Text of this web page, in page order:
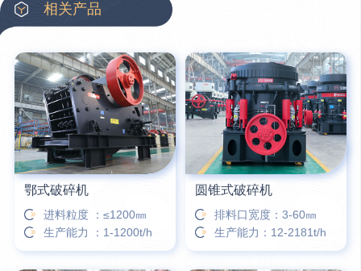
3分钟前 王先生留言：水泥厂熟料能破碎吗？推荐用什么机器？
6分钟前 姚女士留言：这款破碎机一小时产能多大？是用电的还是燃油的？
12分钟前 宋先生留言：50吨左右的制砂机大概什么价位？
16分钟前 柳先生留言：洗石英砂全套设备有哪些？
相关产品
鄂式破碎机
进料粒度 ：≤1200㎜
生产能力 ：1-1200t/h
圆锥式破碎机
排料口宽度：3-60㎜
生产能力：12-2181t/h